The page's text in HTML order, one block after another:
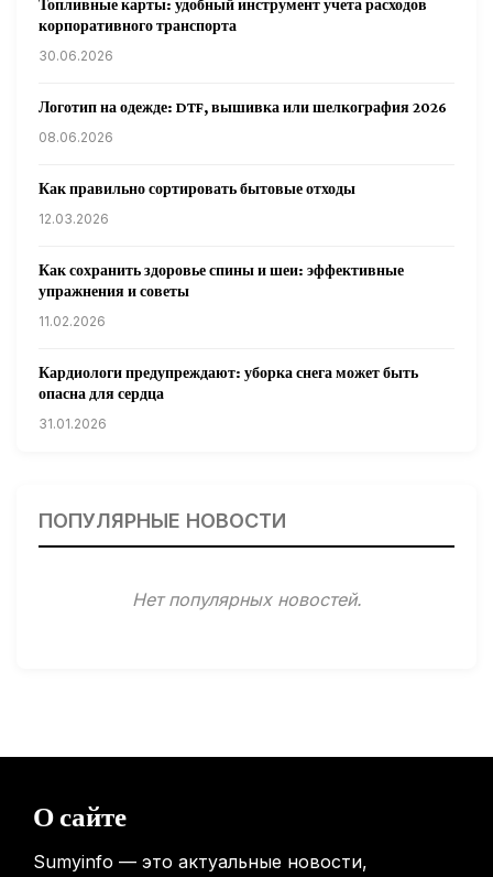
Топливные карты: удобный инструмент учета расходов
корпоративного транспорта
30.06.2026
Логотип на одежде: DTF, вышивка или шелкография 2026
08.06.2026
Как правильно сортировать бытовые отходы
12.03.2026
Как сохранить здоровье спины и шеи: эффективные
упражнения и советы
11.02.2026
Кардиологи предупреждают: уборка снега может быть
опасна для сердца
31.01.2026
31.01.2026
мобильных телефонов на здоровье
перемещаться между этажами
ПОПУЛЯРНЫЕ НОВОСТИ
Нет популярных новостей.
О сайте
Sumyinfo — это актуальные новости,